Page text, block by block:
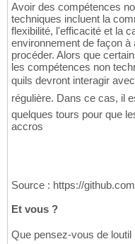
Avoir des compétences
techniques incluent la
flexibilité, l'efficacité et la
environnement de façon
procéder. Alors que
les compétences non
quils devront interagir
régulière. Dans ce cas, il
quelques tours pour que
accros
Source : https://
Et vous ?
Que pensez-vous de